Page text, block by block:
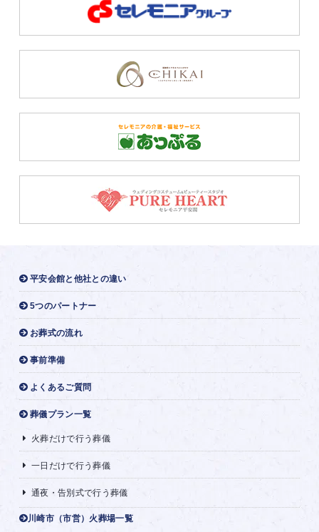
平安会館と他社との違い
5つのパートナー
お葬式の流れ
事前準備
よくあるご質問
葬儀プラン一覧
火葬だけで行う葬儀
一日だけで行う葬儀
通夜・告別式で行う葬儀
川崎市（市営）火葬場一覧